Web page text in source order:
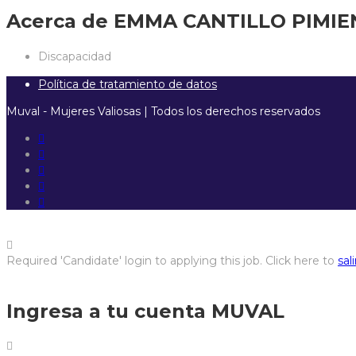
Acerca de EMMA CANTILLO
Discapacidad
Política de tratamiento de datos
Muval - Mujeres Valiosas | Todos los derechos reservados
Required 'Candidate' login to applying this job. Click here to
Ingresa a tu cuenta MUVAL